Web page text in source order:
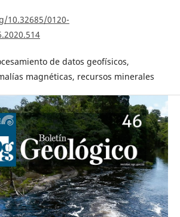
10.32685/0120-
de datos geofísicos,
magnéticas, recursos minerales